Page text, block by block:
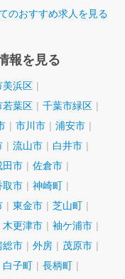
のおすすめ求人を見る
報を見る
美浜区
若葉区
千葉市緑区
市川市
浦安市
流山市
白井市
田市
佐倉市
取市
神崎町
東金市
芝山町
木更津市
袖ケ浦市
総市 外房
茂原市
白子町
長柄町